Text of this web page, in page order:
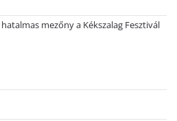
mezőny a Kékszalag Fesztivál